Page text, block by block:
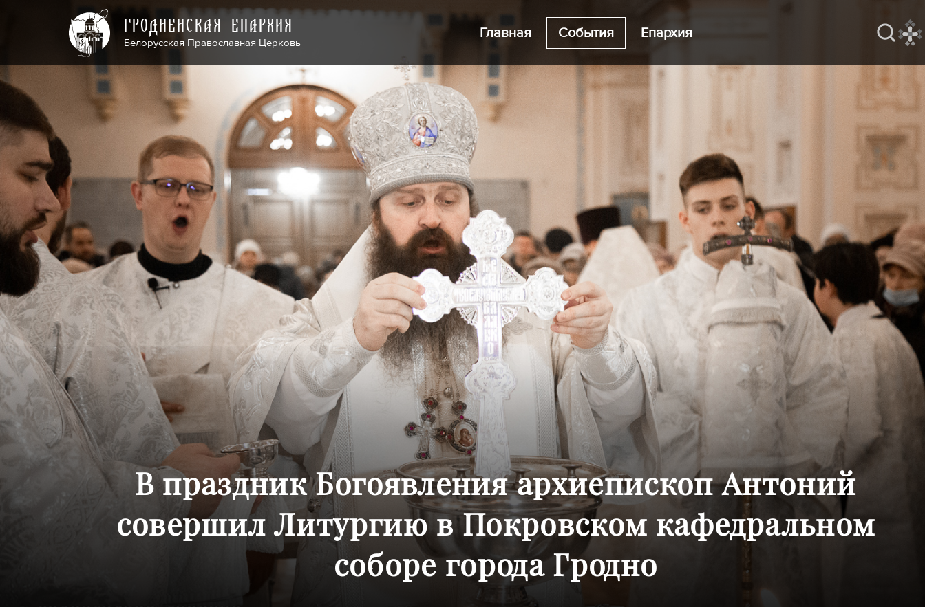
ГРОДНЕНСКАЯ ЕПАРХИЯ
Белорусская Православная Церковь
Главная События Епархия
В праздник Богоявления архиепископ Антоний
совершил Литургию в Покровском кафедральном
соборе города Гродно